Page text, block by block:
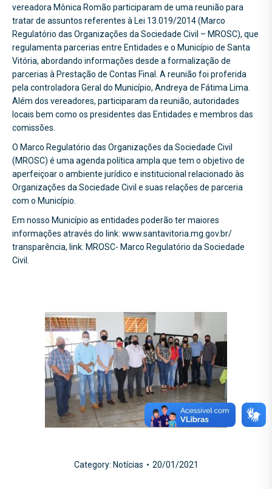
vereadora Mônica Romão participaram de uma reunião para
tratar de assuntos referentes à Lei 13.019/2014 (Marco
Regulatório das Organizações da Sociedade Civil – MROSC), que
regulamenta parcerias entre Entidades e o Município de Santa
Vitória, abordando informações desde a formalização de
parcerias à Prestação de Contas Final. A reunião foi proferida
pela controladora Geral do Município, Andreya de Fátima Lima.
Além dos vereadores, participaram da reunião, autoridades
locais bem como os presidentes das Entidades e membros das
comissões.
O Marco Regulatório das Organizações da Sociedade Civil
(MROSC) é uma agenda política ampla que tem o objetivo de
aperfeiçoar o ambiente jurídico e institucional relacionado às
Organizações da Sociedade Civil e suas relações de parceria
com o Município.
Em nosso Município as entidades poderão ter maiores
informações através do link: www.santavitoria.mg.gov.br/
transparência, link: MROSC- Marco Regulatório da Sociedade
Civil.
Category: Notícias 20/01/2021